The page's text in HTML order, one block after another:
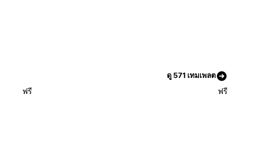
ดู 571 เทมเพลต
ฟรี ฟรี